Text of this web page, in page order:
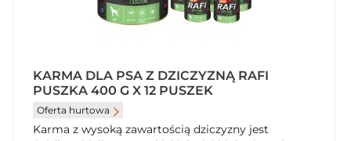
KARMA DLA PSA Z DZICZYZNĄ RAFI
PUSZKA 400 G X 12 PUSZEK
Oferta hurtowa
Karma z wysoką zawartością dziczyzny jest